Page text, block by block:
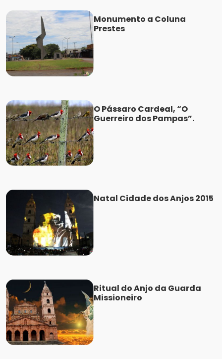
Monumento a Coluna
Prestes
O Pássaro Cardeal, “O
Guerreiro dos Pampas”.
Natal Cidade dos Anjos 2015
Ritual do Anjo da Guarda
Missioneiro